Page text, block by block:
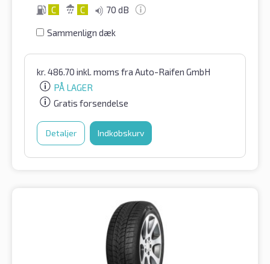
C C 70 dB
Sammenlign dæk
kr. 486.70 inkl. moms fra Auto-Raifen GmbH
PÅ LAGER
Gratis forsendelse
Detaljer Indkøbskurv